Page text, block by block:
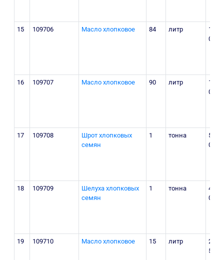
15 109706 Масло хлопковое 84 литр
1 638
000
16 109707 Масло хлопковое 90 литр
1 755
000
17 109708
Шрот хлопковых
семян
1 тонна
5 800
000
18 109709
Шелуха хлопковых
семян
1 тонна
4 800
000
19 109710 Масло хлопковое 15 литр
292
500